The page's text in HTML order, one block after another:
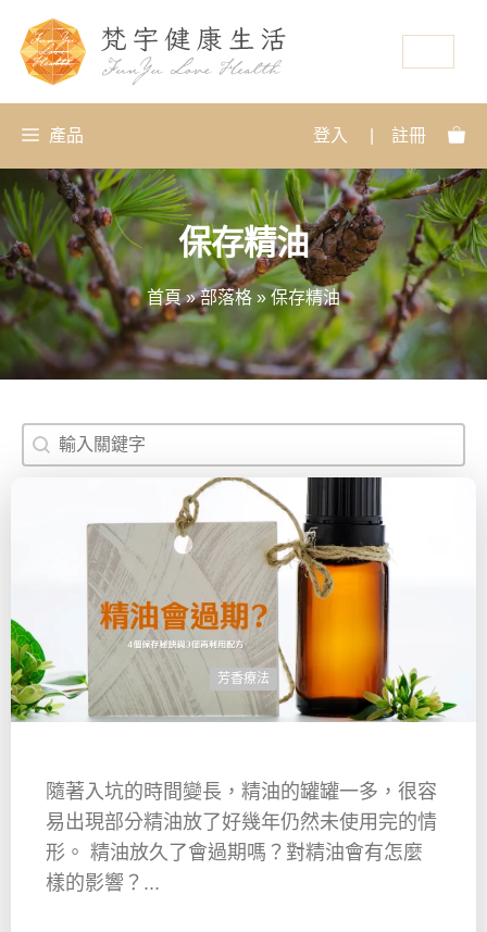
產品 登入 註冊
保存精油
首頁 » 部落格 » 保存精油
搜尋
Search content
芳香療法
隨著入坑的時間變長，精油的罐罐一多，很容
易出現部分精油放了好幾年仍然未使用完的情
形。 精油放久了會過期嗎？對精油會有怎麼
樣的影響？...